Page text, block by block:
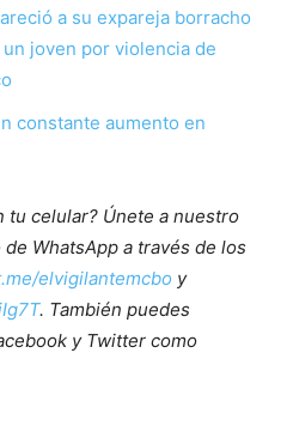
a su expareja borracho
joven por violencia de
constante aumento en
tu celular? Únete a nuestro
WhatsApp a través de los
elvigilantemcbo y
. También puedes
y Twitter como